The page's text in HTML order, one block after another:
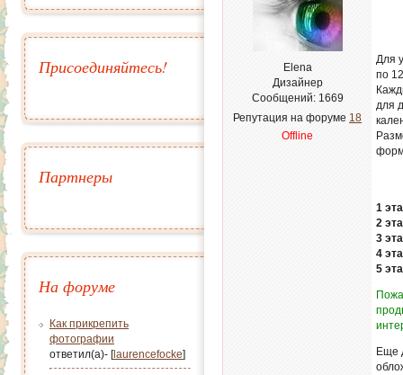
Присоединяйтесь!
Партнеры
На форуме
Как прикрепить
фотографии
ответил(а)- [laurencefocke]
Elena
Дизайнер
Сообщений: 1669
Репутация на форуме 18
Offline
Для
по
для
1
2
3
4
5
Еще